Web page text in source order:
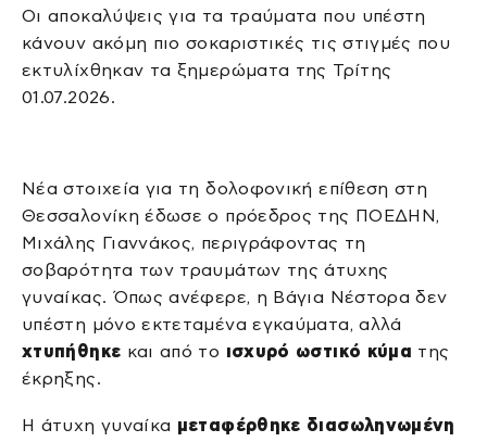
Οι αποκαλύψεις για τα τραύματα που υπέστη
κάνουν ακόμη πιο σοκαριστικές τις στιγμές που
εκτυλίχθηκαν τα ξημερώματα της Τρίτης
01.07.2026.
Νέα στοιχεία για τη δολοφονική επίθεση στη
Θεσσαλονίκη έδωσε ο πρόεδρος της ΠΟΕΔΗΝ,
Μιχάλης Γιαννάκος, περιγράφοντας τη
σοβαρότητα των τραυμάτων της άτυχης
γυναίκας. Όπως ανέφερε, η Βάγια Νέστορα δεν
υπέστη μόνο εκτεταμένα εγκαύματα, αλλά
χτυπήθηκε και από το ισχυρό ωστικό κύμα της
έκρηξης.
Η άτυχη γυναίκα μεταφέρθηκε διασωληνωμένη